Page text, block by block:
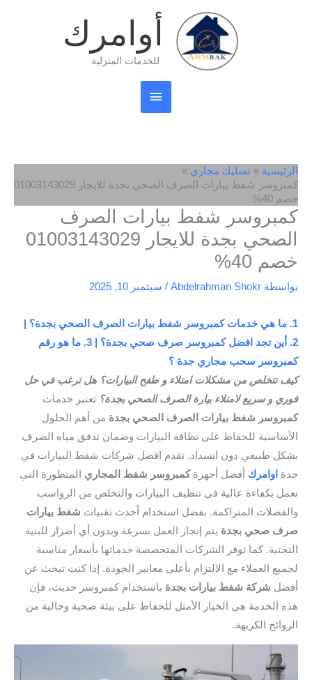
أوامرك
للخدمات المنزلية
القائمة
الرئيسية
تسليك مجاري
كمبروسر شفط بيارات الصرف الصحي بجدة للايجار 01003143029
شفط بيارات الصرف
الصحي بجدة للايجار 01003143029
40%
Abdelrahman Shokr
/سبتمبر 10, 2025
ما هي خدمات كمبروسر شفط بيارات الصرف الصحي بجدة؟ |
2. أين تجد افضل كمبروسر صرف صحي بجدة؟ | 3. ما هو رقم
سحب مجاري جدة ؟
تتخلص من مشكلات امتلاء و طفح البيارات؟ هل ترغب في حل
و سريع لامتلاء بيارة الصرف الصحي بجدة؟ تعتبر خدمات
شفط بيارات الصرف الصحي بجدةمن أهم الحلول
للحفاظ على نظافة البيارات وضمان تدفق مياه الصرف
طبيعي دون انسداد. تقدم افضل شركات شفط البيارات في
اوامركأفضل أجهزة كمبروسر شفط المجاريالمتطورة التي
بكفاءة عالية في تنظيف البيارات والتخلص من الرواسب
المتراكمة. بفضل استخدام أحدث تقنياتشفط بيارات
صحي بجدةيتم إنجاز العمل بسرعة وبدون أي أضرار للبنية
كما توفر الشركات المتخصصة خدماتها بأسعار مناسبة
العملاء مع الالتزام بأعلى معايير الجودة. إذا كنت تبحث عن
شركة شفط بيارات بجدةباستخدام كمبروسر حديث، فإن
الخدمة هي الخيار الأمثل للحفاظ على بيئة صحية وخالية من
الكريهة.